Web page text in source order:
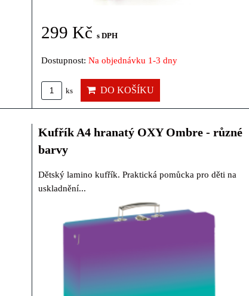
299 Kč s DPH
Dostupnost: Na objednávku 1-3 dny
ks DO KOŠÍKU
Kufřík A4 hranatý OXY Ombre - různé
barvy
Dětský lamino kufřík. Praktická pomůcka pro děti na
uskladnění...